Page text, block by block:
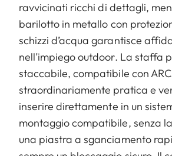
ravvicinati ricchi di dettagli,
barilotto in metallo con
schizzi d’acqua garantisce
nell’impiego outdoor. La staffa
staccabile, compatibile con
straordinariamente pratica e
inserire direttamente in un
montaggio compatibile, senza
una piastra a sganciamento